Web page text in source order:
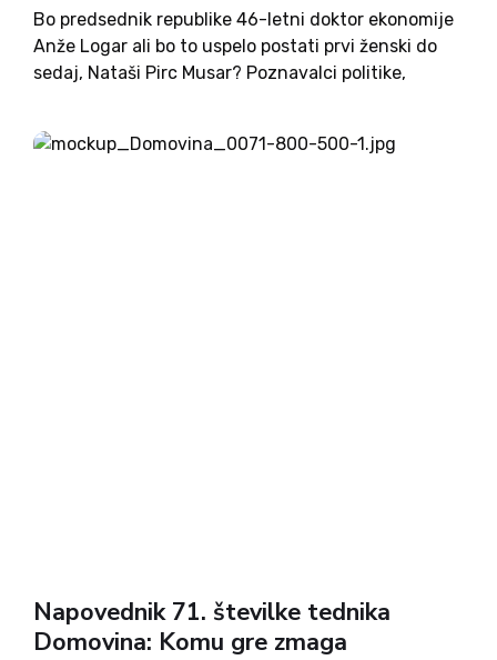
Bo predsednik republike 46-letni doktor ekonomije
Anže Logar ali bo to uspelo postati prvi ženski do
sedaj, Nataši Pirc Musar? Poznavalci politike,
uspešnosti delovanja politikov, nekaj več možnosti
pripisujejo kandidatki tranzicijskega kapitala, kot
Napovednik 71. številke tednika
Domovina: Komu gre zmaga